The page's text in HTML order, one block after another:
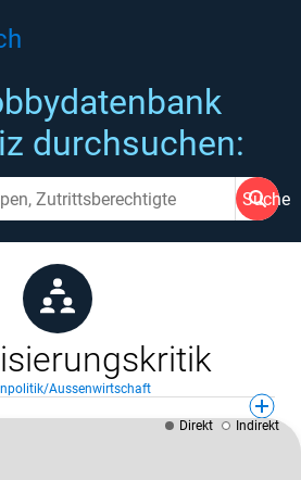
durchsuchen:
Suche
Aussenwirtschaft
Direkt Indirekt